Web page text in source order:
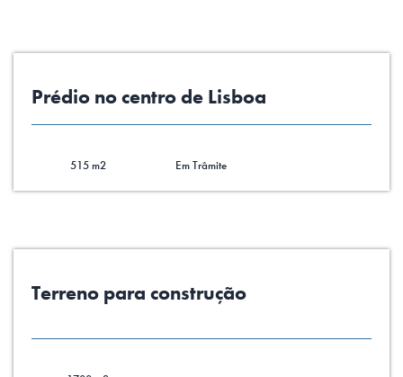
Prédio no centro de Lisboa
515 m2 Em Trâmite
Terreno para construção